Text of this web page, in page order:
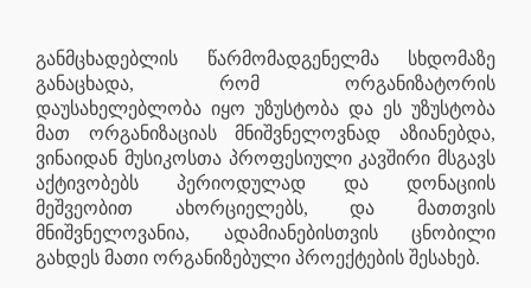
განმცხადებლის წარმომადგენელმა სხდომაზე
განაცხადა, რომ ორგანიზატორის
დაუსახელებლობა იყო უზუსტობა და ეს უზუსტობა
მათ ორგანიზაციას მნიშვნელოვნად აზიანებდა,
ვინაიდან მუსიკოსთა პროფესიული კავშირი მსგავს
აქტივობებს პერიოდულად და დონაციის
მეშვეობით ახორციელებს, და მათთვის
მნიშვნელოვანია, ადამიანებისთვის ცნობილი
გახდეს მათი ორგანიზებული პროექტების შესახებ.